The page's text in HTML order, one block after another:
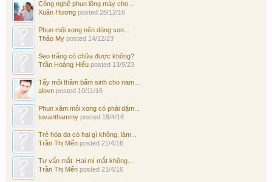
Công nghệ phun lông mày cho...
Xuân Hương posted 28/12/16
Phun môi xong nên dùng son...
Thảo My posted 14/12/23
Sẹo trắng có chữa được không?
Trần Hoàng Hiếu posted 13/9/23
Tẩy môi thâm bẩm sinh cho nam...
alovn posted 10/11/16
Phun xăm môi xong có phải dặm...
tuvanthammy posted 18/4/16
Trẻ hóa da có hại gì không, làm...
Trần Thị Mến posted 21/4/16
Tư vấn mắt: Hai mí mắt không...
Trần Thị Mến posted 21/4/16